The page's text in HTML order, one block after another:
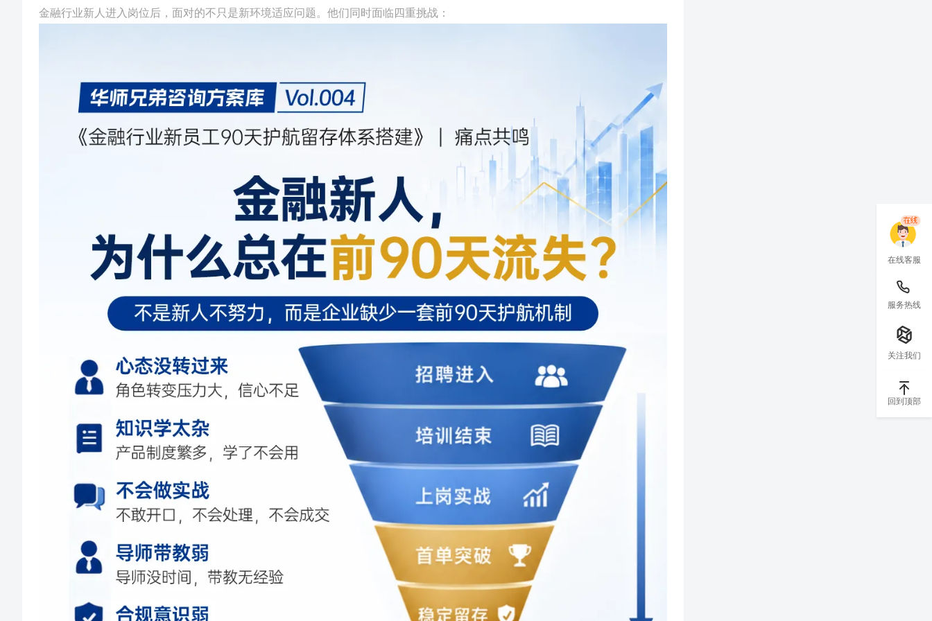
金融行业新人进入岗位后，面对的不只是新环境适应问题。他们同时面临四重挑战：
在线客服
服务热线
关注我们
回到顶部